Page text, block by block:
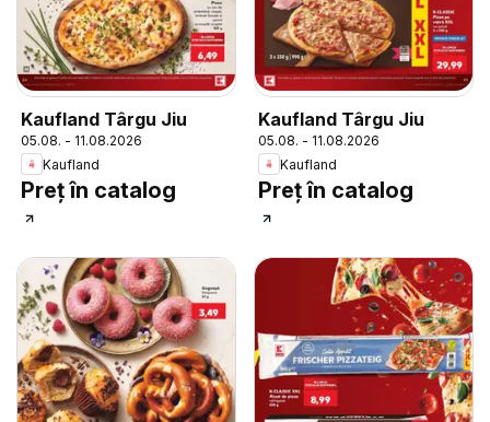
Kaufland Târgu Jiu
05.08. - 11.08.2026
Kaufland
Preț în catalog
Kaufland Târgu Jiu
05.08. - 11.08.2026
Kaufland
Preț în catalog